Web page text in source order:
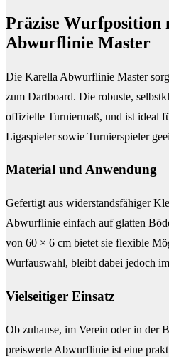
Präzise
Abwurflinie Master
Die Karella Abwurflinie Master
zum Dartboard. Die robuste,
offizielle Turniermaß, und ist ideal
Ligaspieler sowie Turnierspieler
Material und Anwendung
Gefertigt aus widerstandsfähiger
Abwurflinie einfach auf glatten
von 60 × 6 cm bietet sie flexible
Wurfauswahl, bleibt dabei jedoch
Vielseitiger Einsatz
Ob zuhause, im Verein oder in der
preiswerte Abwurflinie ist eine